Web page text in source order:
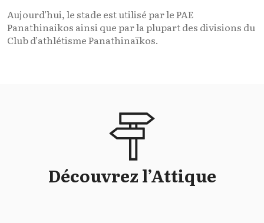
Aujourd’hui, le stade est utilisé par le PAE
Panathinaikos ainsi que par la plupart des divisions du
Club d’athlétisme Panathinaïkos.
Découvrez l’Attique